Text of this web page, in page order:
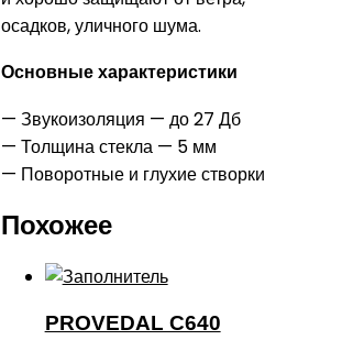
осадков, уличного шума.
Основные характеристики
— Звукоизоляция — до 27 Дб
— Толщина стекла — 5 мм
— Поворотные и глухие створки
Похожее
PROVEDAL C640